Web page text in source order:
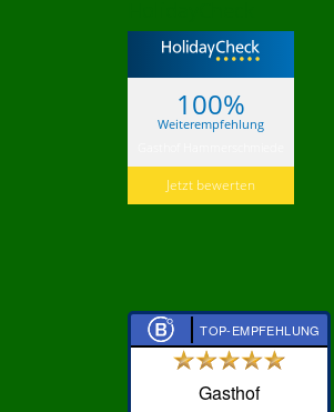
100%
Weiterempfehlung
Jetzt bewerten
TOP-EMPFEHLUNG
Gasthof